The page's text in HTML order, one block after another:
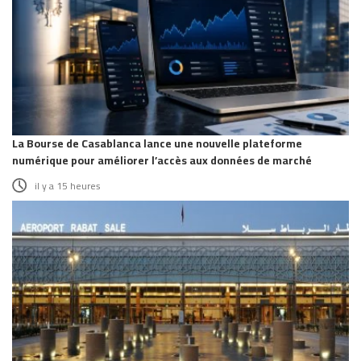
La Bourse de Casablanca lance une nouvelle plateforme
numérique pour améliorer l’accès aux données de marché
il y a 15 heures